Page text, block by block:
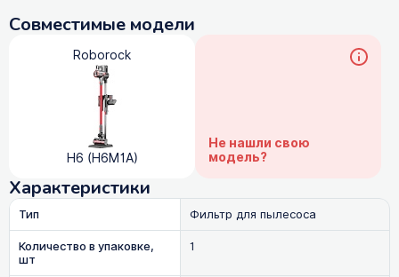
Совместимые модели
Roborock
H6 (H6M1A)
Не нашли свою
модель?
Характеристики
Тип
Фильтр для пылесоса
Количество в упаковке,
шт
1